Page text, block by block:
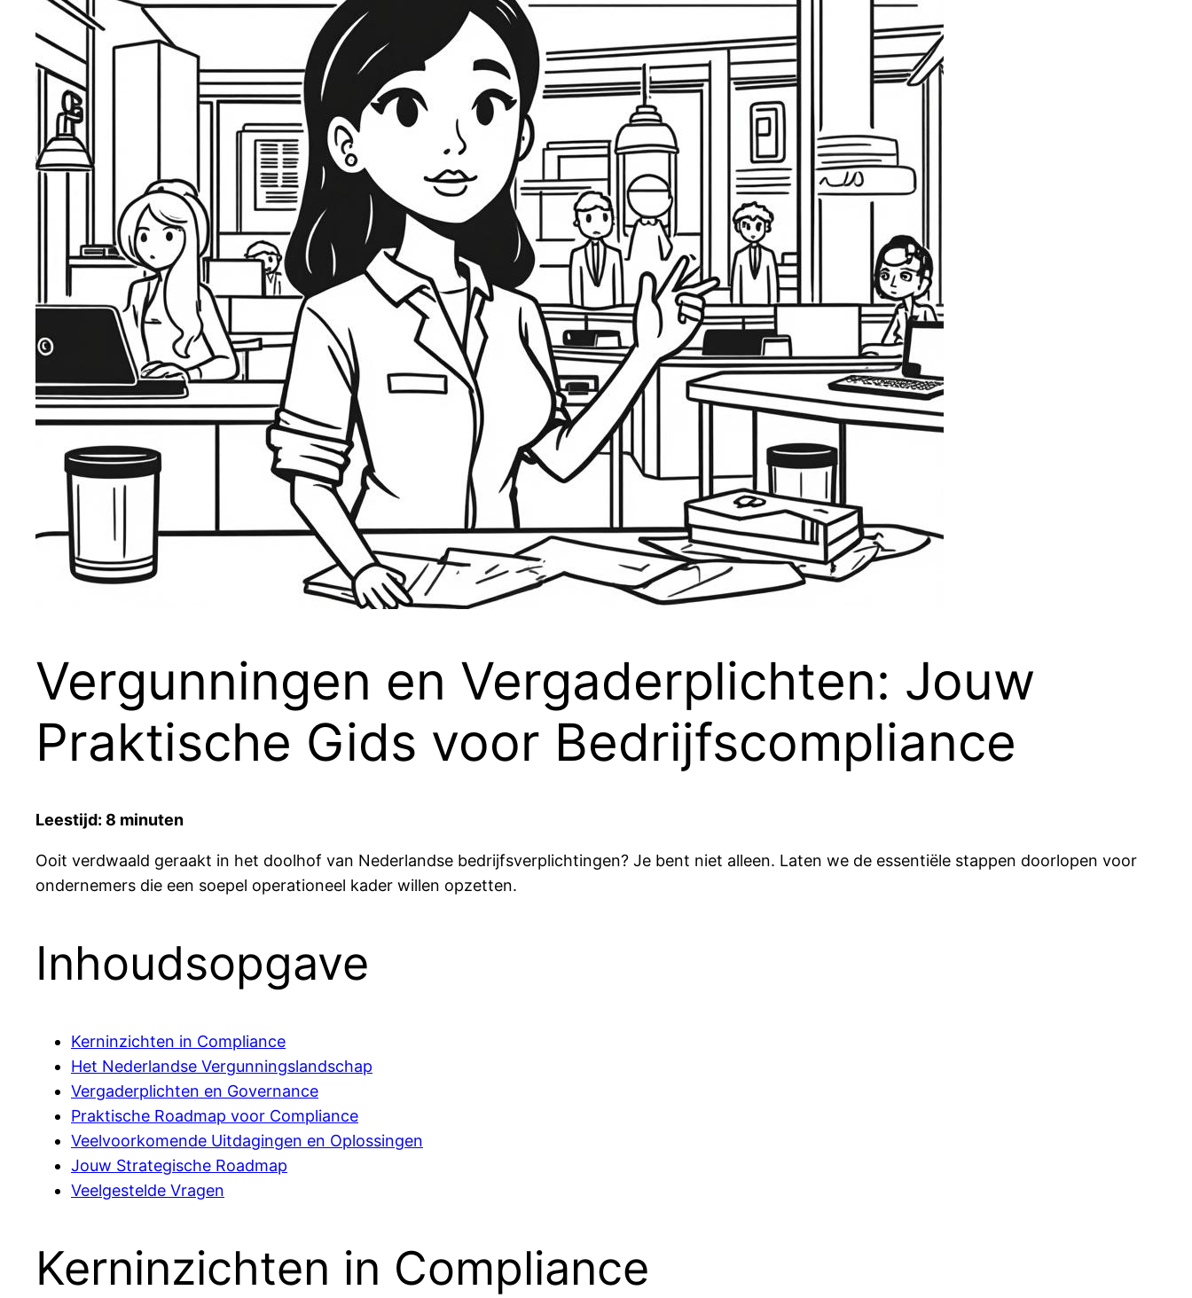
Vergunningen en Vergaderplichten: Jouw
Praktische Gids voor Bedrijfscompliance
Leestijd: 8 minuten
Ooit verdwaald geraakt in het doolhof van Nederlandse bedrijfsverplichtingen? Je bent niet alleen. Laten we de essentiële stappen doorlopen voor
ondernemers die een soepel operationeel kader willen opzetten.
Inhoudsopgave
Kerninzichten in Compliance
Het Nederlandse Vergunningslandschap
Vergaderplichten en Governance
Praktische Roadmap voor Compliance
Veelvoorkomende Uitdagingen en Oplossingen
Jouw Strategische Roadmap
Veelgestelde Vragen
Kerninzichten in Compliance